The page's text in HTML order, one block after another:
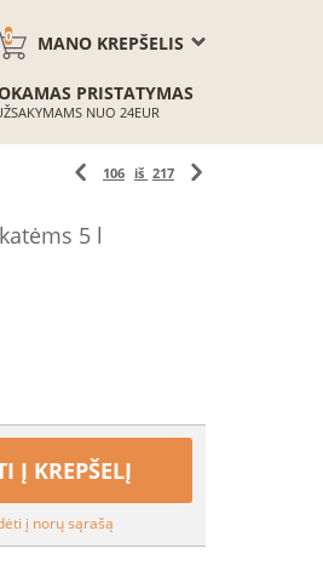
MANO KREPŠELIS
0
PRISTATYMAS
NUO 24EUR
106 iš 217
5 l
Į KREPŠELĮ
į norų sąrašą